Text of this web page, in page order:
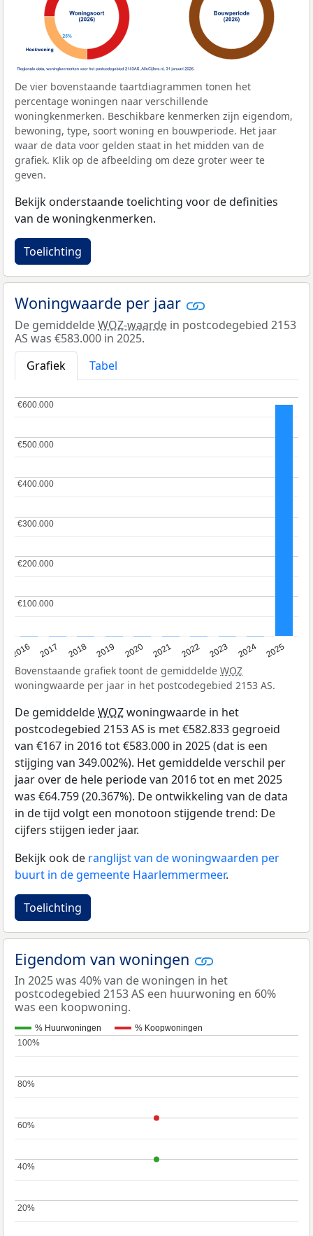
De vier bovenstaande taartdiagrammen tonen het
percentage woningen naar verschillende
woningkenmerken. Beschikbare kenmerken zijn eigendom,
bewoning, type, soort woning en bouwperiode. Het jaar
waar de data voor gelden staat in het midden van de
grafiek. Klik op de afbeelding om deze groter weer te
geven.
Bekijk onderstaande toelichting voor de definities
van de woningkenmerken.
Toelichting
Woningwaarde per jaar
De gemiddeldeWOZ-waarde in postcodegebied 2153
AS was €583.000 in 2025.
Grafiek
Tabel
2016 2017 2018 2019 2020 2021 2022 2023 2024 2025
€100.000
€100.000
€200.000
€200.000
€300.000
€300.000
€400.000
€400.000
€500.000
€500.000
€600.000
€600.000
Bovenstaande grafiek toont de gemiddelde WOZ
woningwaarde per jaar in het postcodegebied 2153 AS.
De gemiddeldeWOZwoningwaarde in het
postcodegebied 2153 AS is met €582.833 gegroeid
van €167 in 2016 tot €583.000 in 2025 (dat is een
stijging van 349.002%). Het gemiddelde verschil per
jaar over de hele periode van 2016 tot en met 2025
was €64.759 (20.367%). De ontwikkeling van de data
in de tijd volgt een monotoon stijgende trend: De
cijfers stijgen ieder jaar.
Bekijk ook de ranglijst van de woningwaarden per
buurt in de gemeente Haarlemmermeer.
Toelichting
Eigendom van woningen
In 2025 was 40% van de woningen in het
postcodegebied 2153 AS een huurwoning en 60%
was een koopwoning.
% Huurwoningen % Koopwoningen
20%
20%
40%
40%
60%
60%
80%
80%
100%
100%